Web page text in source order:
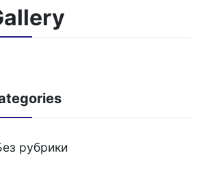
рубрики